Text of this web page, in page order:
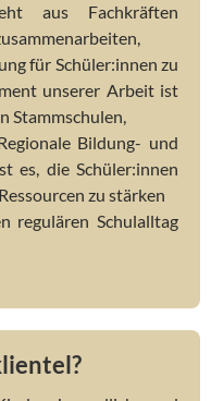
aus Fachkräften
für Schüler:innen zu
unserer Arbeit ist
Stammschulen,
Bildung- und
es, die Schüler:innen
zu stärken
regulären Schulalltag